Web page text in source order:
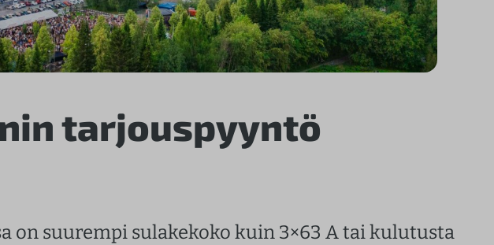
tarjouspyyntö
on suurempi sulakekoko kuin 3×63 A tai kulutusta